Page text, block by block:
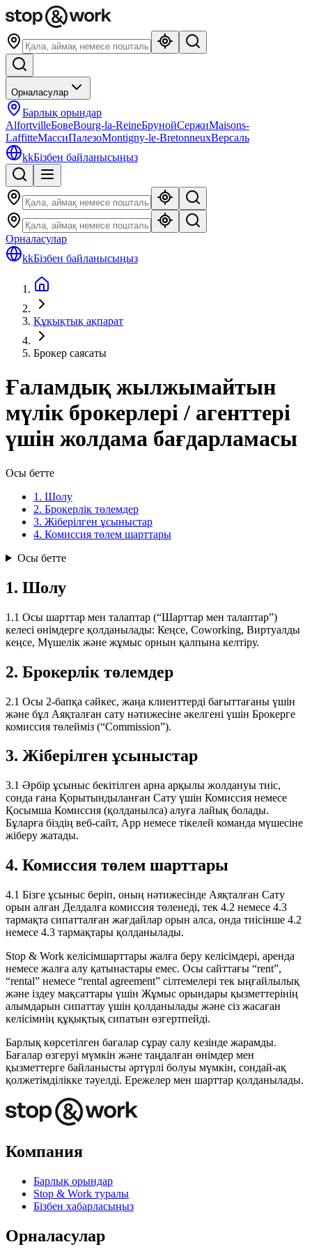
Орналасулар
Барлық орындар
AlfortvilleБовеBourg-la-ReineБрунойСержиMaisons-
LaffitteМассиПалезоMontigny-le-BretonneuxВерсаль
kkБізбен байланысыңыз
Орналасулар
kkБізбен байланысыңыз
Құқықтық ақпарат
Брокер саясаты
Ғаламдық жылжымайтын
мүлік брокерлері / агенттері
үшін жолдама бағдарламасы
Осы бетте
1. Шолу
2. Брокерлік төлемдер
3. Жіберілген ұсыныстар
4. Комиссия төлем шарттары
Осы бетте
1. Шолу
1.1 Осы шарттар мен талаптар (“Шарттар мен талаптар”)
келесі өнімдерге қолданылады: Кеңсе, Coworking, Виртуалды
кеңсе, Мүшелік және жұмыс орнын қалпына келтіру.
2. Брокерлік төлемдер
2.1 Осы 2-бапқа сәйкес, жаңа клиенттерді бағыттағаны үшін
және бұл Аяқталған сату нәтижесіне әкелгені үшін Брокерге
комиссия төлейміз (“Commission”).
3. Жіберілген ұсыныстар
3.1 Әрбір ұсыныс бекітілген арна арқылы жолдануы тиіс,
сонда ғана Қорытындыланған Сату үшін Комиссия немесе
Қосымша Комиссия (қолданылса) алуға лайық болады.
Бұларға біздің веб-сайт, App немесе тікелей команда мүшесіне
жіберу жатады.
4. Комиссия төлем шарттары
4.1 Бізге ұсыныс беріп, оның нәтижесінде Аяқталған Сату
орын алған Делдалға комиссия төленеді, тек 4.2 немесе 4.3
тармақта сипатталған жағдайлар орын алса, онда тиісінше 4.2
немесе 4.3 тармақтары қолданылады.
Stop & Work келісімшарттары жалға беру келісімдері, аренда
немесе жалға алу қатынастары емес. Осы сайттағы “rent”,
“rental” немесе “rental agreement” сілтемелері тек ыңғайлылық
және іздеу мақсаттары үшін Жұмыс орындары қызметтерінің
алымдарын сипаттау үшін қолданылады және сіз жасаған
келісімнің құқықтық сипатын өзгертпейді.
Барлық көрсетілген бағалар сұрау салу кезінде жарамды.
Бағалар өзгеруі мүмкін және таңдалған өнімдер мен
қызметтерге байланысты әртүрлі болуы мүмкін, сондай-ақ
қолжетімділікке тәуелді. Ережелер мен шарттар қолданылады.
Компания
Барлық орындар
Stop & Work туралы
Бізбен хабарласыңыз
Орналасулар